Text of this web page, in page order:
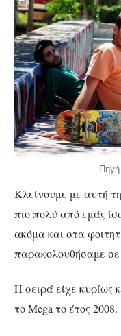
Κλείνουμε με αυτή
πιο πολύ από εμάς
ακόμα και στα
παρακολουθήσαμε
Η σειρά είχε κυρίως
το Mega το έτος 2008.